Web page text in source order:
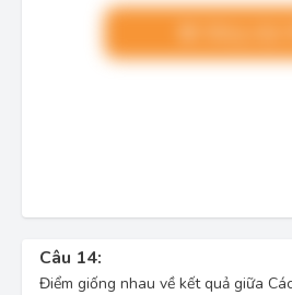
Câu 14:
Điểm giống nhau về kết quả giữa